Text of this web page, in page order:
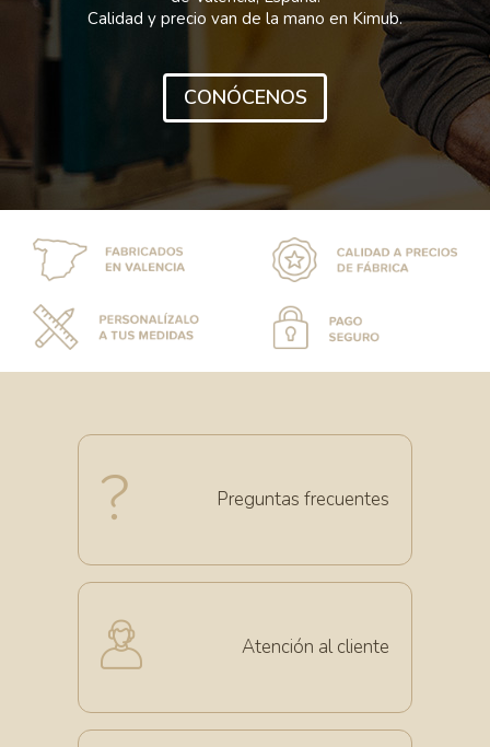
Calidad y precio van de la mano en Kimub.
CONÓCENOS
Preguntas frecuentes
Atención al cliente